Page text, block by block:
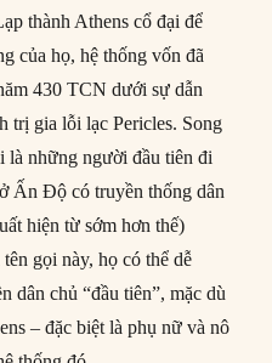
thành Athens cổ đại để
của họ, hệ thống vốn đã
430 TCN dưới sự dẫn
trị gia lỗi lạc Pericles. Song
là những người đầu tiên đi
Ấn Độ có truyền thống dân
hiện từ sớm hơn thế)
gọi này, họ có thể dễ
dân chủ “đầu tiên”, mặc dù
– đặc biệt là phụ nữ và nô